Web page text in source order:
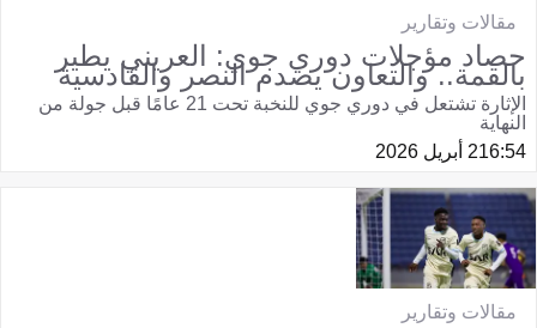
مقالات وتقارير
حصاد مؤجلات دوري جوي: العريني يطير
بالقمة.. والتعاون يصدم النصر والقادسية
الإثارة تشتعل في دوري جوي للنخبة تحت 21 عامًا قبل جولة من
النهاية
16:542 أبريل 2026
مقالات وتقارير